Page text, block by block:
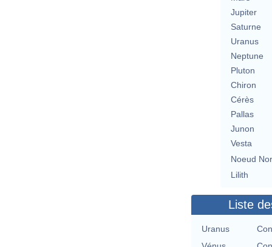
Jupiter
Saturne
Uranus
Neptune
Pluton
Chiron
Cérès
Pallas
Junon
Vesta
Noeud
Lilith
Liste
Uranus